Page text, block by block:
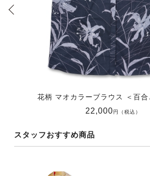
花柄 マオカラーブラウス ＜百合
22,000円（税込）
スタッフおすすめ商品